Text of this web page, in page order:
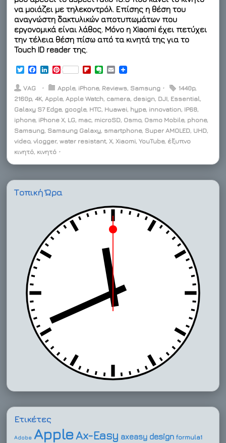
να μοιάζει με τηλεκοντρόλ. Επίσης η θέση του
αναγνώστη δακτυλικών αποτυπωμάτων που
εργονομικά είναι λάθος. Μόνο η Xiaomi έχει πετύχει
την τέλεια θέση πίσω από τα κινητά της για το
Touch ID reader της.
i
t
e
r
b
o
o
n
e
d
I
n
P
n
t
e
r
e
t
i
b
o
a
d
e
n
o
t
E
a
l
VAG ⋅ Apple, iPhone, Reviews, Samsung ⋅ 1440p,
2160p, 4K,Apple,Apple Watch, camera, design, DJI, Essential,
Galaxy S7 Edge, google, HTC, Huawei, hype, innovation, IP68,
iphone, iPhone X, LG, mac, microSD, Osmo, Osmo Mobile, phone,
Samsung, Samsung Galaxy, smartphone, Super AMOLED, UHD,
video,vlogger,water resistant,X,Xiaomi,YouTube, έξυπνο
κινητό, κινητό ⋅
Τοπική Ώρα
Ετικέτες
Adobe AppleAx-Easy axeasy design formula1